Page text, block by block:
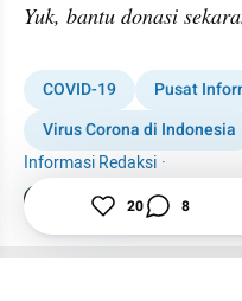
Yuk, bantu donasi
COVID-19 Pusat
Virus Corona di Indonesia
Informasi Redaksi ·
20 8